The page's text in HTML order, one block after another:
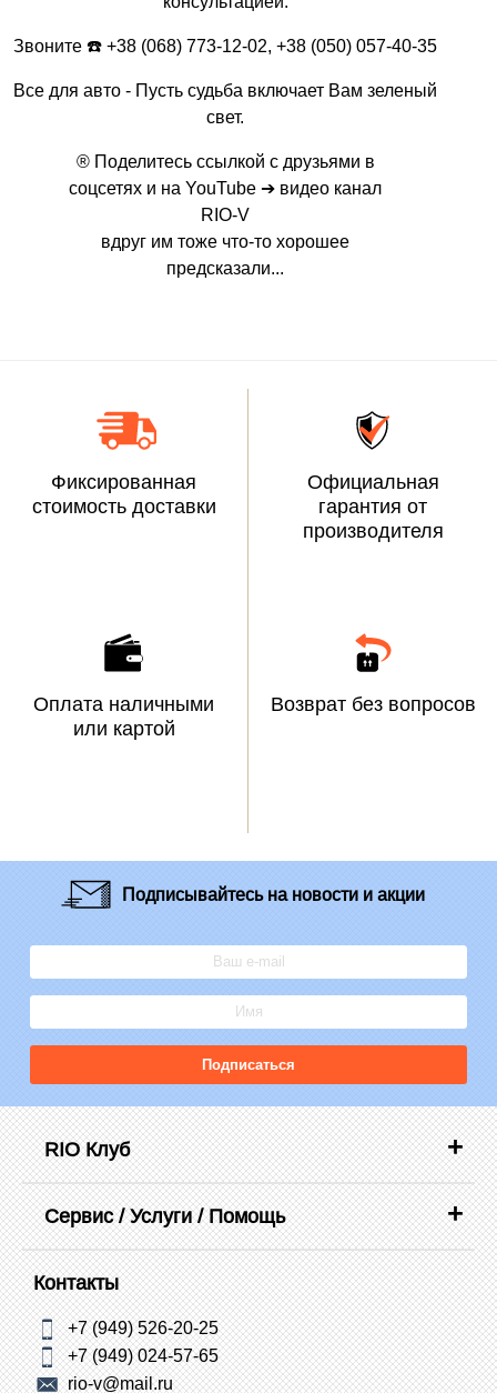
t
l
p
e
c
i
f
5
Звоните ☎️ +38 (068) 773-12-02, +38 (050) 057-40-35
Все для авто - Пусть судьба включает Вам зеленый
свет.
® Поделитесь ссылкой с друзьями в
соцсетях и на YouTube ➔ видео канал
RIO-V
вдруг им тоже что-то хорошее
предсказали...
Фиксированная
стоимость доставки
Официальная
гарантия от
производителя
Оплата наличными
или картой
Возврат без вопросов
Подписывайтесьна новости и акции
Подписаться
RIO Клуб
Сервис / Услуги / Помощь
Контакты
+7 (949) 526-20-25
+7 (949) 024-57-65
rio-v@mail.ru